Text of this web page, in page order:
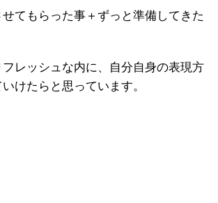
てもらった事＋ずっと準備してきた
レッシュな内に、自分自身の表現方
けたらと思っています。